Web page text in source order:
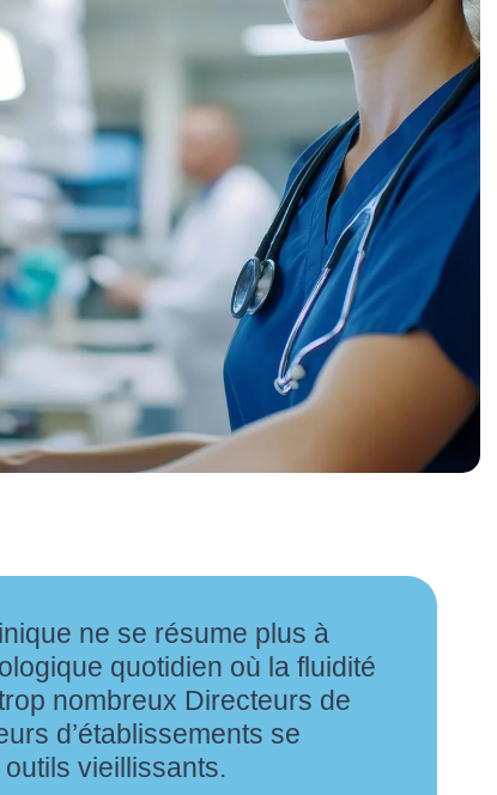
ne se résume plus à
quotidien où la fluidité
nombreux Directeurs de
d’établissements se
vieillissants.